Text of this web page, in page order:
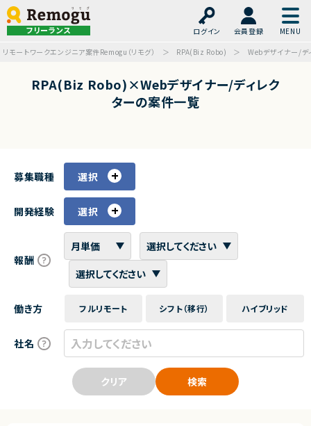
フリーランス ログイン
会員登録
リモートワークエンジニア案件Remogu（リモグ）
RPA(Biz Robo) Webデザイナー/デ
RPA(Biz Robo)×Webデザイナー/ディレク
ターの案件一覧
募集職種 選択
開発経験 選択
報酬
働き方 フルリモート シフト（移行） ハイブリッド
社名
クリア 検索